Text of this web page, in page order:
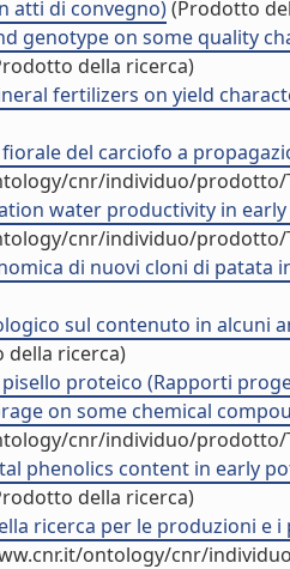
atti di convegno)(Prodotto
genotype on some quality
della ricerca)
fertilizers on yield
del carciofo a
cnr/individuo/prodotto/
water productivity in
cnr/individuo/prodotto/
di nuovi cloni di patata
sul contenuto in alcuni
della ricerca)
proteico (Rapporti
on some chemical
cnr/individuo/prodotto/
phenolics content in early
della ricerca)
ricerca per le produzioni
ontology/cnr/